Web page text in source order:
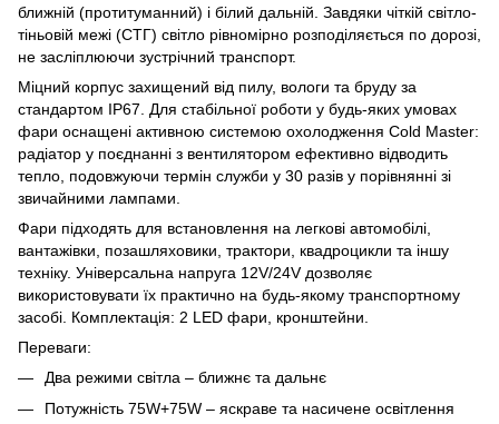
ближній (протитуманний) і білий дальній. Завдяки чіткій світло-
тіньовій межі (СТГ) світло рівномірно розподіляється по дорозі,
не засліплюючи зустрічний транспорт.
Міцний корпус захищений від пилу, вологи та бруду за
стандартом IP67. Для стабільної роботи у будь-яких умовах
фари оснащені активною системою охолодження Cold Master:
радіатор у поєднанні з вентилятором ефективно відводить
тепло, подовжуючи термін служби у 30 разів у порівнянні зі
звичайними лампами.
Фари підходять для встановлення на легкові автомобілі,
вантажівки, позашляховики, трактори, квадроцикли та іншу
техніку. Універсальна напруга 12V/24V дозволяє
використовувати їх практично на будь-якому транспортному
засобі. Комплектація: 2 LED фари, кронштейни.
Переваги:
Два режими світла – ближнє та дальнє
Потужність 75W+75W – яскраве та насичене освітлення